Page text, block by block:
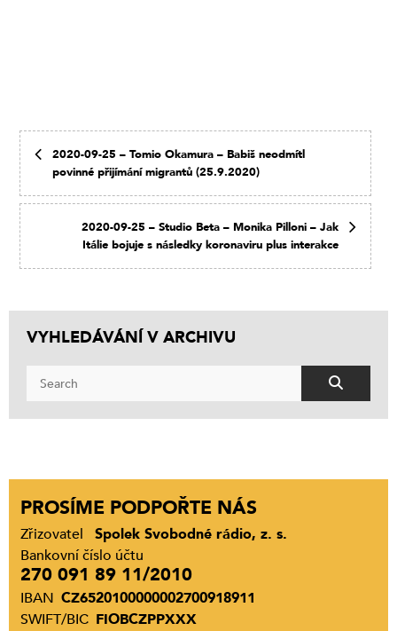
2020-09-25 – Tomio Okamura – Babiš neodmítl
povinné přijímání migrantů (25.9.2020)
2020-09-25 – Studio Beta – Monika Pilloni – Jak
Itálie bojuje s následky koronaviru plus interakce
VYHLEDÁVÁNÍ V ARCHIVU
PROSÍME PODPOŘTE NÁS
Zřizovatel
Spolek Svobodné rádio, z. s.
Bankovní číslo účtu
270 091 89 11/2010
IBAN CZ6520100000002700918911
SWIFT/BIC FIOBCZPPXXX